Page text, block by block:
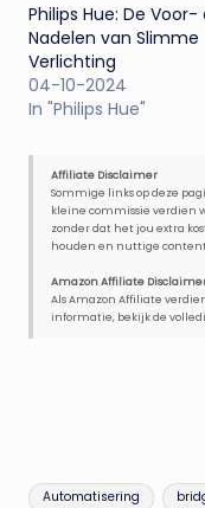
Philips Hue: De Voor-
Nadelen van Slimme
Verlichting
04-10-2024
In "Philips Hue"
Affiliate Disclaimer
Sommige links op deze
kleine commissie verdien
zonder dat het jou extra
houden en nuttige
Amazon Affiliate
Als Amazon Affiliate
informatie, bekijk de
Tags:
Automatisering